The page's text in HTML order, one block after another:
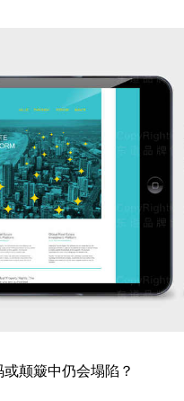
颠簸中仍会塌陷？